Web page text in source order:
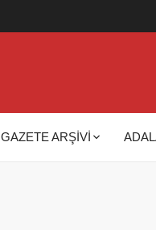
GAZETE ARŞİVİ